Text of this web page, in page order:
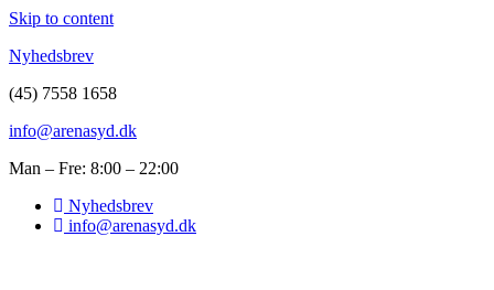
Skip to content
Nyhedsbrev
(45) 7558 1658
info@arenasyd.dk
Man – Fre: 8:00 – 22:00
Nyhedsbrev
info@arenasyd.dk